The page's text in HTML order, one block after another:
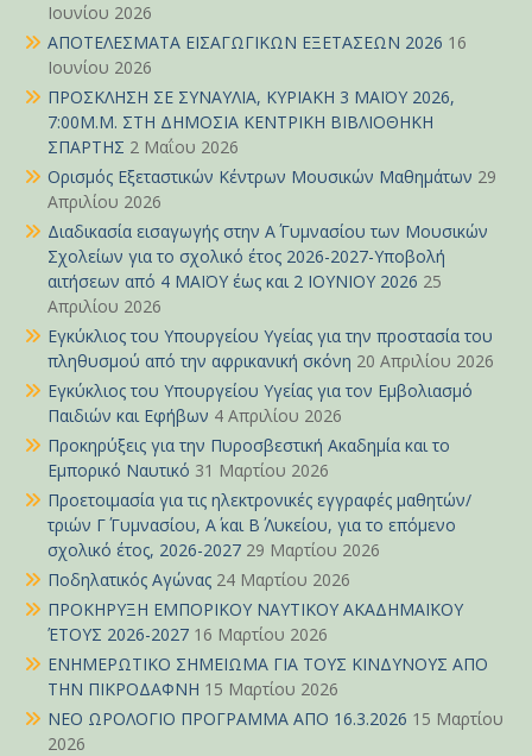
Ιουνίου 2026
ΑΠΟΤΕΛΕΣΜΑΤΑ ΕΙΣΑΓΩΓΙΚΩΝ ΕΞΕΤΑΣΕΩΝ 2026 16
Ιουνίου 2026
ΠΡΟΣΚΛΗΣΗ ΣΕ ΣΥΝΑΥΛΙΑ, ΚΥΡΙΑΚΗ 3 ΜΑΪΟΥ 2026,
7:00Μ.Μ. ΣΤΗ ΔΗΜΟΣΙΑ ΚΕΝΤΡΙΚΗ ΒΙΒΛΙΟΘΗΚΗ
ΣΠΑΡΤΗΣ 2 Μαΐου 2026
Ορισμός Εξεταστικών Κέντρων Μουσικών Μαθημάτων 29
Απριλίου 2026
Διαδικασία εισαγωγής στην Α΄ Γυμνασίου των Μουσικών
Σχολείων για το σχολικό έτος 2026-2027-Υποβολή
αιτήσεων από 4 ΜΑΪΟΥ έως και 2 ΙΟΥΝΙΟΥ 2026 25
Απριλίου 2026
Εγκύκλιος του Υπουργείου Υγείας για την προστασία του
πληθυσμού από την αφρικανική σκόνη 20 Απριλίου 2026
Εγκύκλιος του Υπουργείου Υγείας για τον Εμβολιασμό
Παιδιών και Εφήβων 4 Απριλίου 2026
Προκηρύξεις για την Πυροσβεστική Ακαδημία και το
Εμπορικό Ναυτικό 31 Μαρτίου 2026
Προετοιμασία για τις ηλεκτρονικές εγγραφές μαθητών/
τριών Γ΄ Γυμνασίου, Α΄ και Β΄ Λυκείου, για το επόμενο
σχολικό έτος, 2026-2027 29 Μαρτίου 2026
Ποδηλατικός Αγώνας 24 Μαρτίου 2026
ΠΡΟΚΗΡΥΞΗ ΕΜΠΟΡΙΚΟΥ ΝΑΥΤΙΚΟΥ ΑΚΑΔΗΜΑΪΚΟΥ
ΈΤΟΥΣ 2026-2027 16 Μαρτίου 2026
ΕΝΗΜΕΡΩΤΙΚΟ ΣΗΜΕΙΩΜΑ ΓΙΑ ΤΟΥΣ ΚΙΝΔΥΝΟΥΣ ΑΠΟ
ΤΗΝ ΠΙΚΡΟΔΑΦΝΗ 15 Μαρτίου 2026
ΝΕΟ ΩΡΟΛΟΓΙΟ ΠΡΟΓΡΑΜΜΑ ΑΠΟ 16.3.2026 15 Μαρτίου
2026